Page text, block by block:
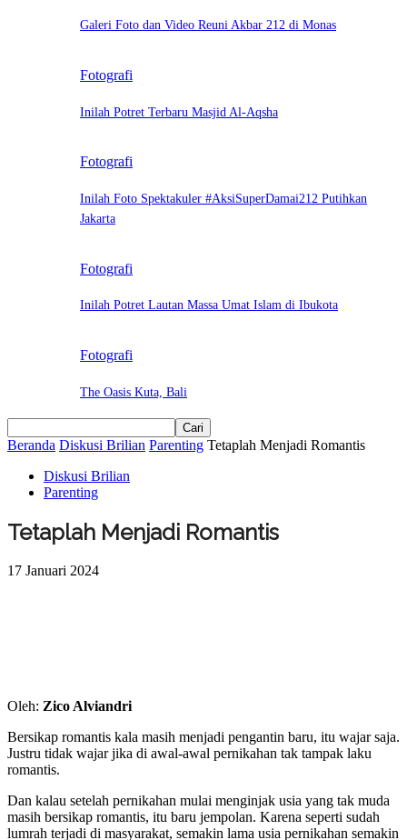
Galeri Foto dan Video Reuni Akbar 212 di Monas
Fotografi
Inilah Potret Terbaru Masjid Al-Aqsha
Fotografi
Inilah Foto Spektakuler #AksiSuperDamai212 Putihkan
Jakarta
Fotografi
Inilah Potret Lautan Massa Umat Islam di Ibukota
Fotografi
The Oasis Kuta, Bali
Beranda Diskusi Brilian Parenting Tetaplah Menjadi Romantis
Diskusi Brilian
Parenting
Tetaplah Menjadi Romantis
17 Januari 2024
Oleh: Zico Alviandri
Bersikap romantis kala masih menjadi pengantin baru, itu wajar saja.
Justru tidak wajar jika di awal-awal pernikahan tak tampak laku
romantis.
Dan kalau setelah pernikahan mulai menginjak usia yang tak muda
masih bersikap romantis, itu baru jempolan. Karena seperti sudah
lumrah terjadi di masyarakat, semakin lama usia pernikahan semakin